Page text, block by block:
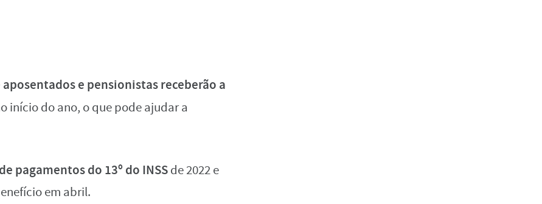
e pensionistas receberão a
início do ano, o que pode ajudar a
pagamentos do 13º do INSSde 2022 e
em abril.